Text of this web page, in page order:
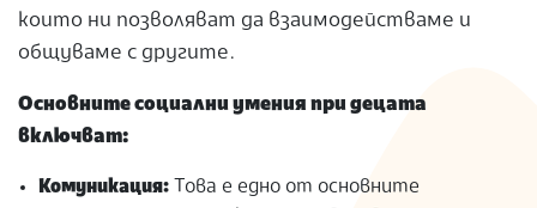
които ни позволяват да взаимодействаме и
общуваме с другите.
Основните социални умения при децата
включват:
Комуникация: Това е едно от основните